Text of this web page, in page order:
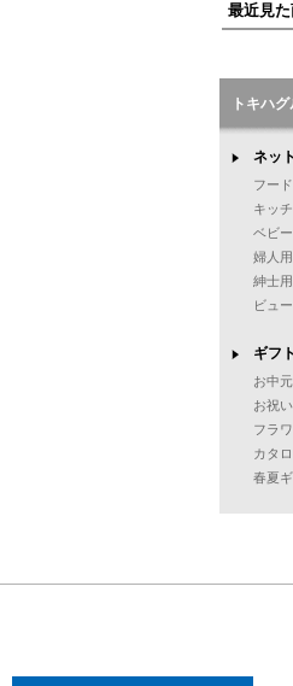
最近見
トキハ
ネッ
フード
キッ
ベビ
婦人
紳士
ビュ
ギフト
お中元
お祝
フラ
カタ
春夏